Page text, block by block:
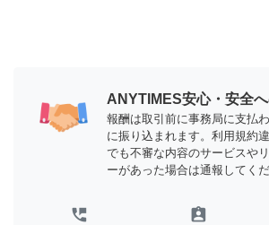
ANYTIMES安心・安全
報酬は取引前に事務局に支払
に振り込まれます。利用規約
でも不審な内容のサービスや
ーがあった場合は通報してくだ
perm_phone_msg assignment_ind